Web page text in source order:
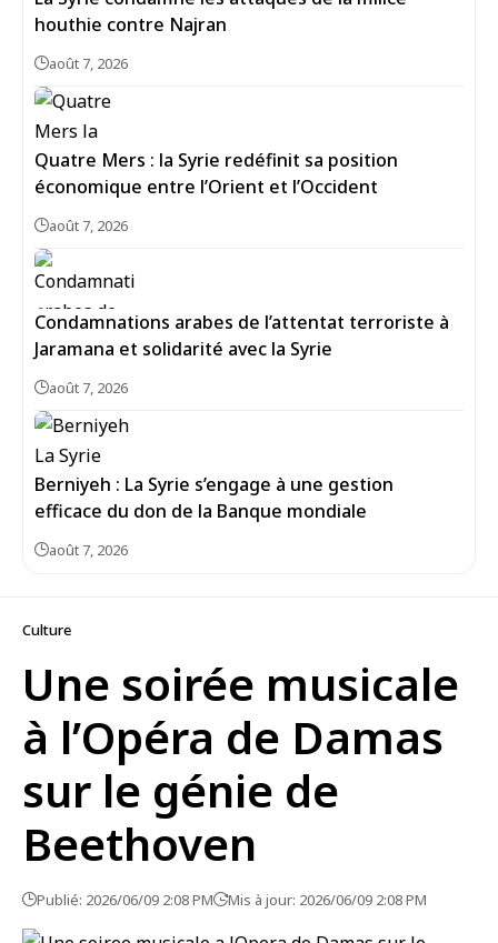
houthie contre Najran
août 7, 2026
Quatre Mers : la Syrie redéfinit sa position
économique entre l’Orient et l’Occident
août 7, 2026
Condamnations arabes de l’attentat terroriste à
Jaramana et solidarité avec la Syrie
août 7, 2026
Berniyeh : La Syrie s’engage à une gestion
efficace du don de la Banque mondiale
août 7, 2026
Culture
Une soirée musicale
à l’Opéra de Damas
sur le génie de
Beethoven
Publié: 2026/06/09 2:08 PM Mis à jour: 2026/06/09 2:08 PM